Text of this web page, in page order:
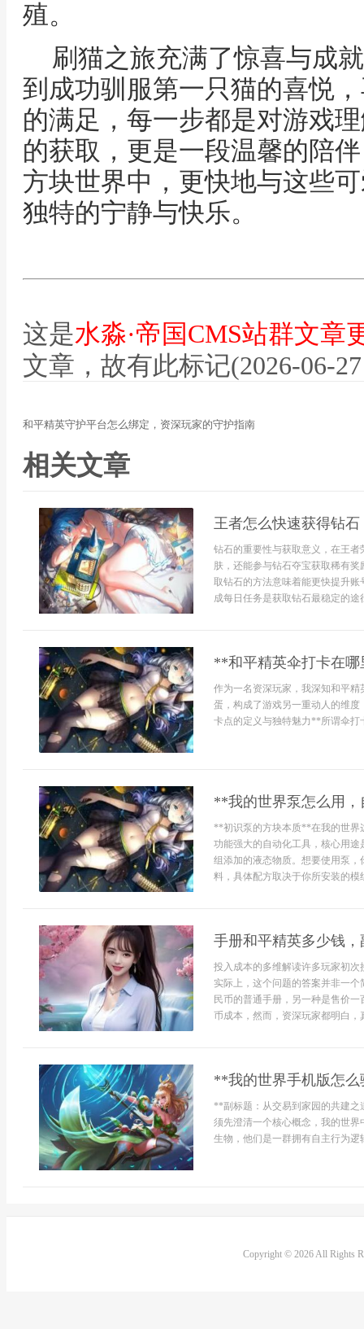
殖。
刷猫之旅充满了惊喜与成
到成功驯服第一只猫的喜悦
的满足，每一步都是对游戏
的获取，更是一段温馨的陪
方块世界中，更快地与这些
独特的宁静与快乐。
这是水淼·帝国CMS站群文章
文章，故有此标记(2026-06-
和平精英守护平台怎么绑定，资深玩家的守护指南
相关文章
王者怎么快速获得钻
钻石的重要性与获取意义，在王
肤，还能参与钻石夺宝获取稀有
取钻石的方法意味着能更快提升
成每日任务是获取钻石最稳定的途
**和平精英伞打卡在
作为一名资深玩家，我深知和平
蛋，构成了游戏另一重动人的维
卡点的定义与独特魅力**所谓伞打
**我的世界泵怎么用
**初识泵的方块本质**在我的世界
功能强大的自动化工具，核心用
组添加的液态物质。想要使用泵
料，具体配方取决于你所安装的
手册和平精英多少钱
投入成本的多维解读许多玩家初
实际上，这个问题的答案并非一
民币的普通手册，另一种是售价
币成本，然而，资深玩家都明白
**我的世界手机版怎
**副标题：从交易到家园的共建
须先澄清一个核心概念，我的世
生物，他们是一群拥有自主行为逻
Copyright © 2026 All Rights